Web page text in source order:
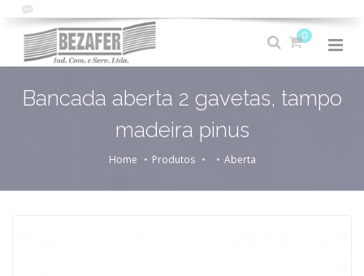
0
Bancada aberta 2 gavetas, tampo
madeira pinus
Home Produtos Aberta